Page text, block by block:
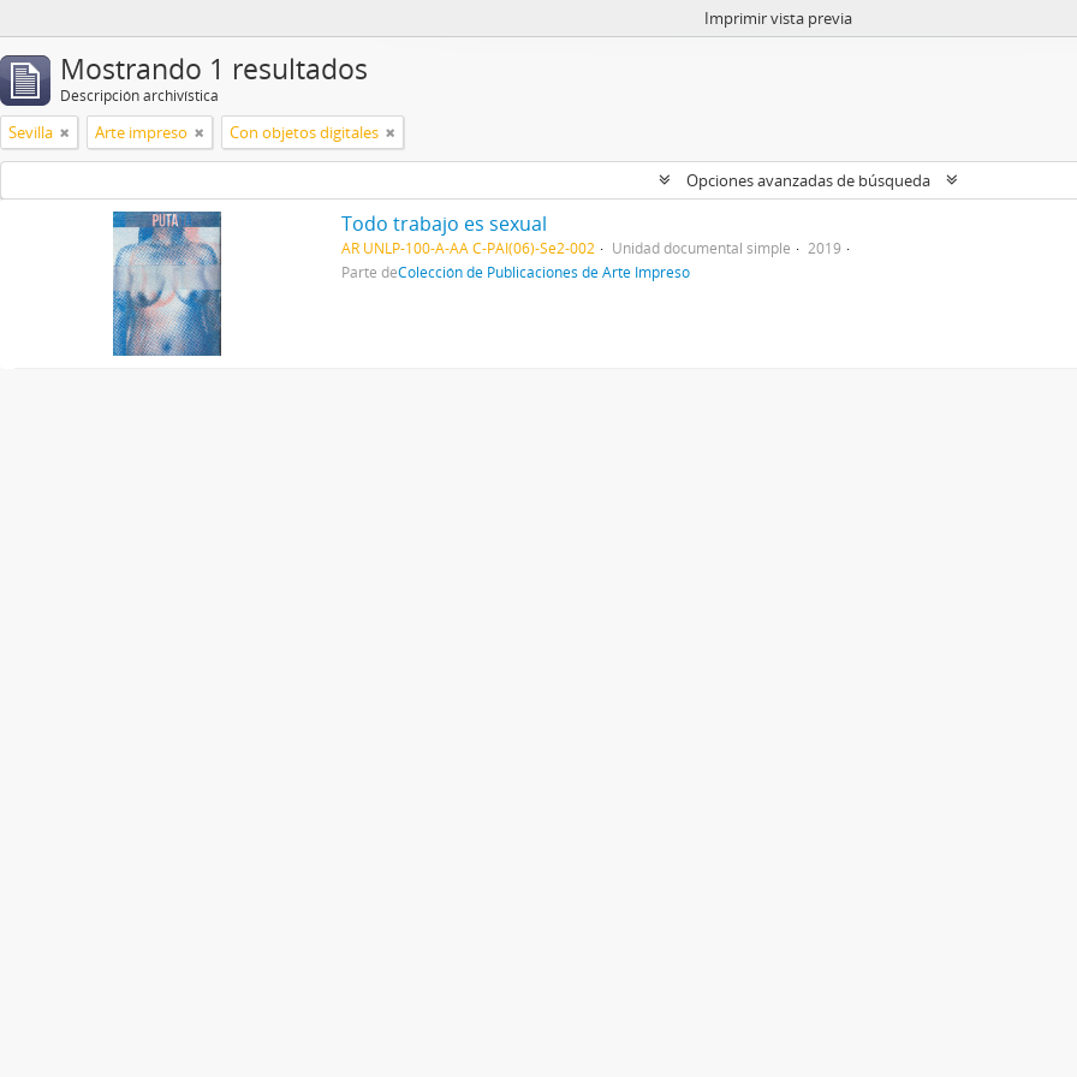
Imprimir vista previa
Mostrando 1 resultados
Descripción archivística
Sevilla Arte impreso Con objetos digitales
Opciones avanzadas de búsqueda
Todo trabajo es sexual
AR UNLP-100-A-AA C-PAI(06)-Se2-002 Unidad documental simple
2019
Parte deColección de Publicaciones de Arte Impreso